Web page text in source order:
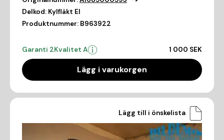
Delkod: Kylfläkt El
Produktnummer: B963922
Garanti 2Kvalitet A 1 000 SEK
Lägg i varukorgen
Lägg till i önskelista